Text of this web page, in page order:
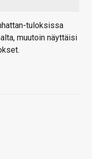
tuloksissa
muutoin näyttäisi